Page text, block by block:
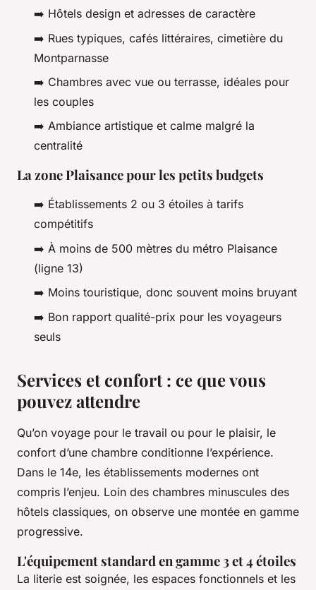
➡️ Hôtels design et adresses de caractère
➡️ Rues typiques, cafés littéraires, cimetière du
Montparnasse
➡️ Chambres avec vue ou terrasse, idéales pour
les couples
➡️ Ambiance artistique et calme malgré la
centralité
La zone Plaisance pour les petits budgets
➡️ Établissements 2 ou 3 étoiles à tarifs
compétitifs
➡️ À moins de 500 mètres du métro Plaisance
(ligne 13)
➡️ Moins touristique, donc souvent moins bruyant
➡️ Bon rapport qualité-prix pour les voyageurs
seuls
Services et confort : ce que vous
pouvez attendre
Qu’on voyage pour le travail ou pour le plaisir, le
confort d’une chambre conditionne l’expérience.
Dans le 14e, les établissements modernes ont
compris l’enjeu. Loin des chambres minuscules des
hôtels classiques, on observe une montée en gamme
progressive.
L'équipement standard en gamme 3 et 4 étoiles
La literie est soignée, les espaces fonctionnels et les